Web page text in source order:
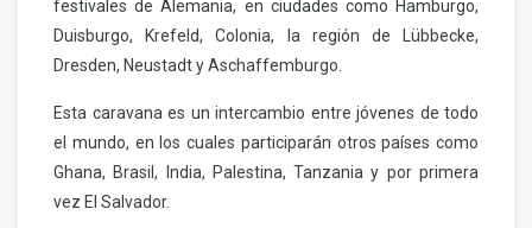
festivales de Alemania, en ciudades como Hamburgo,
Duisburgo, Krefeld, Colonia, la región de Lübbecke,
Dresden, Neustadt y Aschaffemburgo.
Esta caravana es un intercambio entre jóvenes de todo
el mundo, en los cuales participarán otros países como
Ghana, Brasil, India, Palestina, Tanzania y por primera
vez El Salvador.